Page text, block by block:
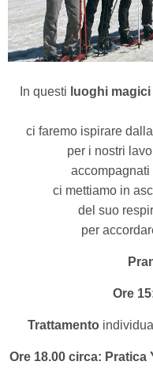
In questi luoghi magici
ci faremo ispirare
per i nostri
accompagnati
ci mettiamo in
del suo
per
Ore
Trattamento
Ore 18.00 circa: Pratica